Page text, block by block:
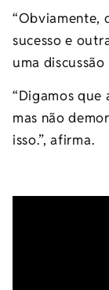
“Obviamente,
sucesso e
uma
“Digamos que
mas não
isso.”, afirma.